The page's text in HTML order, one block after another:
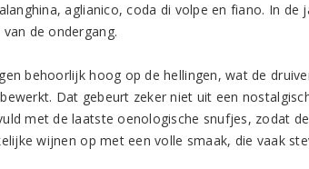
aglianico, coda di volpe en fiano. In
de ondergang.
behoorlijk hoog op de hellingen, wat de
Dat gebeurt zeker niet uit een
met de laatste oenologische snufjes, zodat
wijnen op met een volle smaak, die vaak